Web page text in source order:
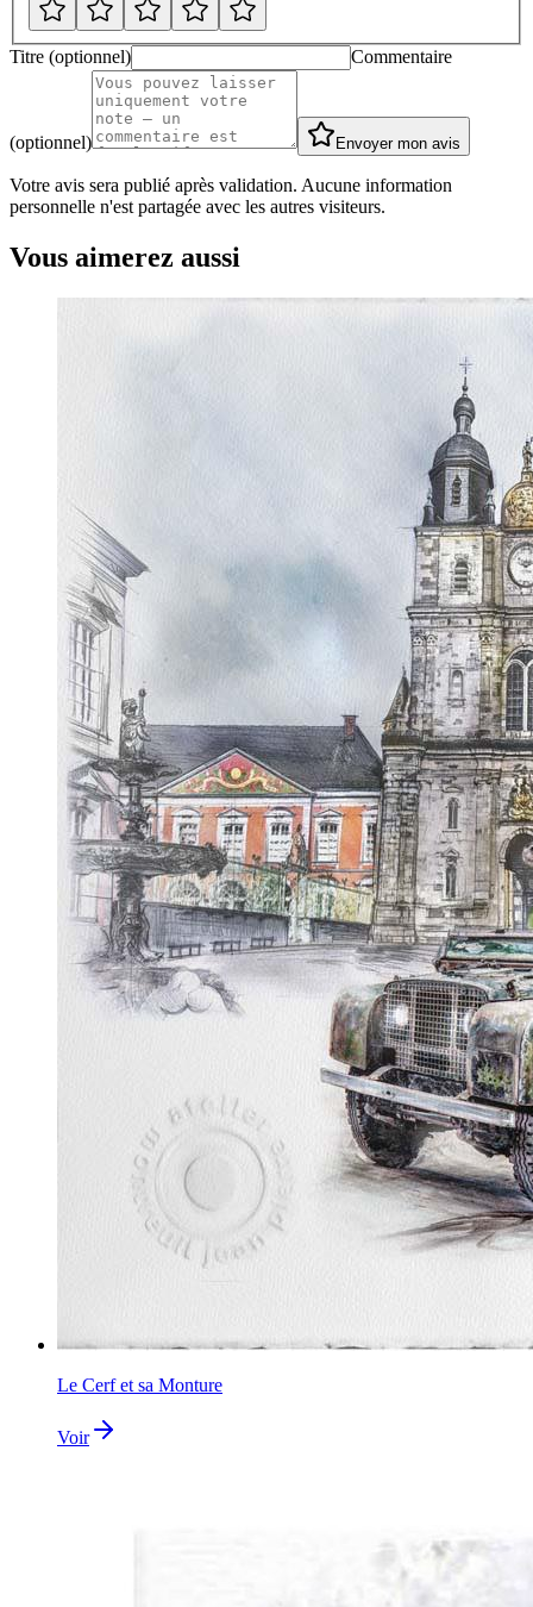
Titre (optionnel) Commentaire
(optionnel) Envoyer mon avis
Votre avis sera publié après validation. Aucune information
personnelle n'est partagée avec les autres visiteurs.
Vous aimerez aussi
Le Cerf et sa Monture
Voir